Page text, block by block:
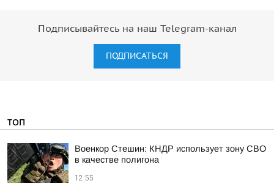
Подписывайтесь на наш Telegram-канал
ПОДПИСАТЬСЯ
ТОП
Военкор Стешин: КНДР использует зону СВО
в качестве полигона
12:55